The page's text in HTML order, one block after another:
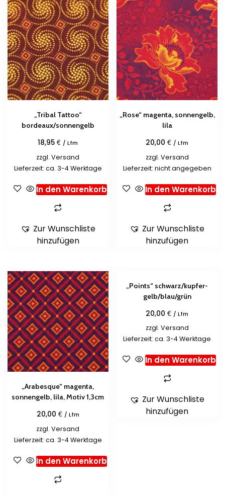
„Tribal Tattoo“
bordeaux/sonnengelb
18,95€ / Lfm
zzgl.Versand
Lieferzeit: ca. 3-4 Werktage
In den Warenkorb
Zur Wunschliste
hinzufügen
„Rose“ magenta, sonnengelb,
lila
20,00€ / Lfm
zzgl. Versand
Lieferzeit: nicht angegeben
In den Warenkorb
Zur Wunschliste
hinzufügen
„Arabesque“ magenta,
sonnengelb, lila, Motiv 1,3cm
20,00 € / Lfm
zzgl.Versand
Lieferzeit: ca. 3-4 Werktage
In den Warenkorb
„Points“ schwarz/kupfer-
gelb/blau/grün
20,00€ / Lfm
zzgl. Versand
Lieferzeit: ca. 3-4 Werktage
In den Warenkorb
Zur Wunschliste
hinzufügen